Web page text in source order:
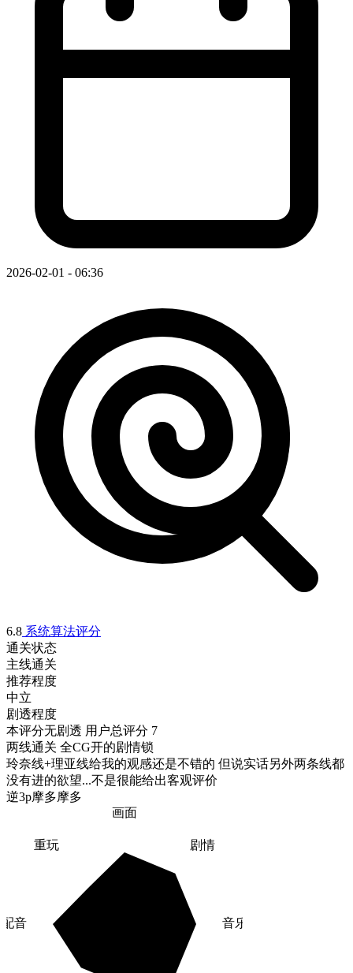
2026-02-01 - 06:36
6.8 系统算法评分
通关状态
主线通关
推荐程度
中立
剧透程度
本评分无剧透 用户总评分 7
两线通关 全CG开的剧情锁
玲奈线+理亚线给我的观感还是不错的 但说实话另外两条线都
没有进的欲望...不是很能给出客观评价
逆3p摩多摩多
画面
剧情
音乐
配音
重玩